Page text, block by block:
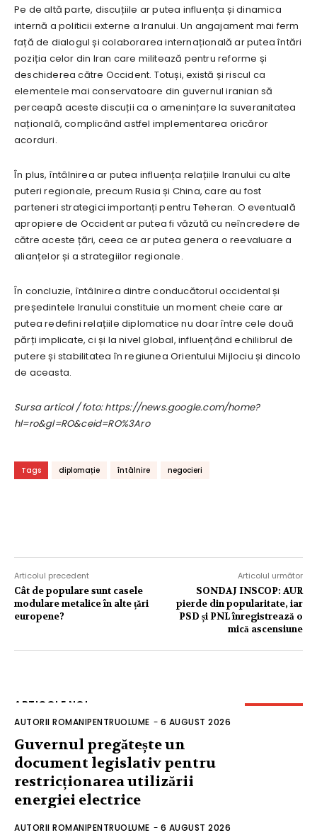
Pe de altă parte, discuțiile ar putea influența și dinamica
internă a politicii externe a Iranului. Un angajament mai ferm
față de dialogul și colaborarea internațională ar putea întări
poziția celor din Iran care militează pentru reforme și
deschiderea către Occident. Totuși, există și riscul ca
elementele mai conservatoare din guvernul iranian să
perceapă aceste discuții ca o amenințare la suveranitatea
națională, complicând astfel implementarea oricăror
acorduri.
În plus, întâlnirea ar putea influența relațiile Iranului cu alte
puteri regionale, precum Rusia și China, care au fost
parteneri strategici importanți pentru Teheran. O eventuală
apropiere de Occident ar putea fi văzută cu neîncredere de
către aceste țări, ceea ce ar putea genera o reevaluare a
alianțelor și a strategiilor regionale.
În concluzie, întâlnirea dintre conducătorul occidental și
președintele Iranului constituie un moment cheie care ar
putea redefini relațiile diplomatice nu doar între cele două
părți implicate, ci și la nivel global, influențând echilibrul de
putere și stabilitatea în regiunea Orientului Mijlociu și dincolo
de aceasta.
Sursa articol / foto: https://news.google.com/home?
hl=ro&gl=RO&ceid=RO%3Aro
Tags diplomație întâlnire negocieri
Articolul precedent
Cât de populare sunt casele
modulare metalice în alte țări
europene?
Articolul următor
SONDAJ INSCOP: AUR
pierde din popularitate, iar
PSD și PNL înregistrează o
mică ascensiune
ARTICOLE NOI
AUTORII ROMANIPENTRUOLUME - 6 AUGUST 2026
Guvernul pregătește un
document legislativ pentru
restricționarea utilizării
energiei electrice
AUTORII ROMANIPENTRUOLUME - 6 AUGUST 2026